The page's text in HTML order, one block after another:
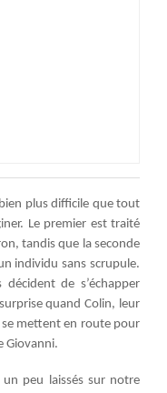
plus difficile que tout
Le premier est traité
tandis que la seconde
individu sans scrupule.
de s’échapper
quand Colin, leur
se mettent en route pour
Giovanni.
peu laissés sur notre